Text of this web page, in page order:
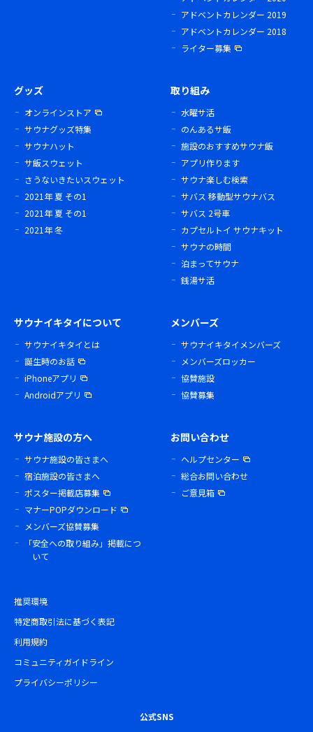
アドベントカレンダー 2019
アドベントカレンダー 2018
ライター募集
グッズ
オンラインストア
サウナグッズ特集
サウナハット
サ飯スウェット
さうないきたいスウェット
2021年 夏 その1
2021年 夏 その1
2021年 冬
取り組み
水曜サ活
のんあるサ飯
施設のおすすめサウナ飯
アプリ作ります
サウナ楽しむ検索
サバス 移動型サウナバス
サバス 2号車
カプセルトイ サウナキット
サウナの時間
泊まってサウナ
銭湯サ活
サウナイキタイについて
サウナイキタイとは
誕生時のお話
iPhoneアプリ
Androidアプリ
メンバーズ
サウナイキタイメンバーズ
メンバーズロッカー
協賛施設
協賛募集
サウナ施設の方へ
サウナ施設の皆さまへ
宿泊施設の皆さまへ
ポスター掲載店募集
マナーPOPダウンロード
メンバーズ協賛募集
「安全への取り組み」掲載につ
いて
お問い合わせ
ヘルプセンター
総合お問い合わせ
ご意見箱
推奨環境
特定商取引法に基づく表記
利用規約
コミュニティガイドライン
プライバシーポリシー
公式SNS